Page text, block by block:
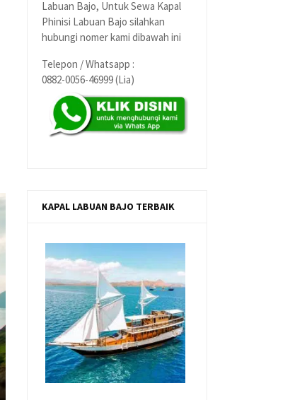
Labuan Bajo, Untuk Sewa Kapal
Phinisi Labuan Bajo silahkan
hubungi nomer kami dibawah ini
Telepon / Whatsapp :
0882-0056-46999 (Lia)
KAPAL LABUAN BAJO TERBAIK